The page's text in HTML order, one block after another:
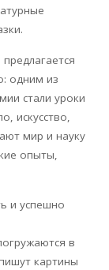
одним из
стали уроки
искусство,
мир и науку
опыты,
и успешно
в
картины